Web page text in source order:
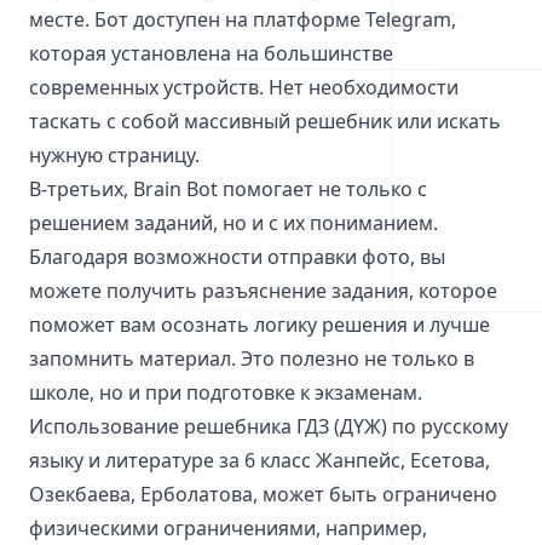
месте. Бот доступен на платформе Telegram,
которая установлена на большинстве
современных устройств. Нет необходимости
таскать с собой массивный решебник или искать
нужную страницу.
В-третьих, Brain Bot помогает не только с
решением заданий, но и с их пониманием.
Благодаря возможности отправки фото, вы
можете получить разъяснение задания, которое
поможет вам осознать логику решения и лучше
запомнить материал. Это полезно не только в
школе, но и при подготовке к экзаменам.
Использование решебника ГДЗ (ДҮЖ) по русскому
языку и литературе за 6 класс Жанпейс, Есетова,
Озекбаева, Ерболатова, может быть ограничено
физическими ограничениями, например,